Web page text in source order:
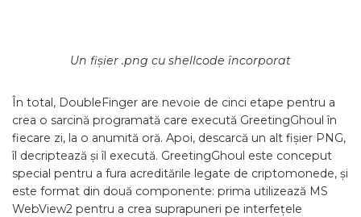
Un fișier .png cu shellcode încorporat
În total, DoubleFinger are nevoie de cinci etape pentru a
crea o sarcină programată care execută GreetingGhoul în
fiecare zi, la o anumită oră. Apoi, descarcă un alt fișier PNG,
îl decriptează și îl execută. GreetingGhoul este conceput
special pentru a fura acreditările legate de criptomonede, și
este format din două componente: prima utilizează MS
WebView2 pentru a crea suprapuneri pe interfețele